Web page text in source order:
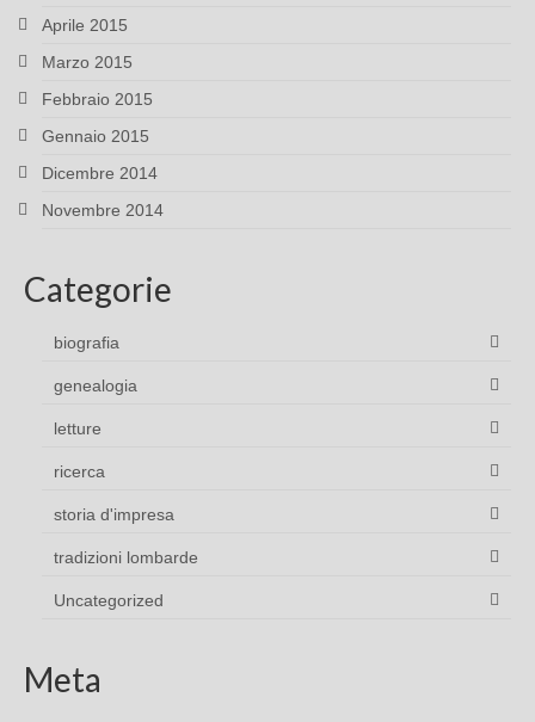
Aprile 2015
Marzo 2015
Febbraio 2015
Gennaio 2015
Dicembre 2014
Novembre 2014
Categorie
biografia
genealogia
letture
ricerca
storia d'impresa
tradizioni lombarde
Uncategorized
Meta